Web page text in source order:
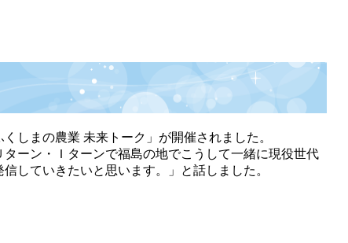
しまの農業 未来トーク」が開催されました。
ーン・Ｉターンで福島の地でこうして一緒に現役世代
していきたいと思います。」と話しました。